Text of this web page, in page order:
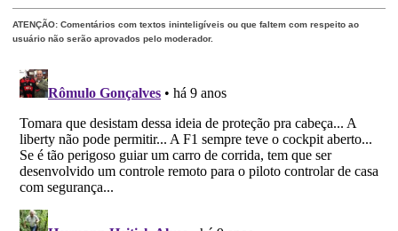
ATENÇÃO: Comentários com textos ininteligíveis ou que faltem com respeito ao
usuário não serão aprovados pelo moderador.